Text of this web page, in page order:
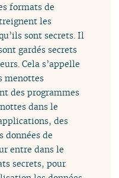
formats de
les
sont secrets. Il
gardés secrets
Cela s’appelle
menottes
des programmes
dans le
des
données de
entre dans le
secrets, pour